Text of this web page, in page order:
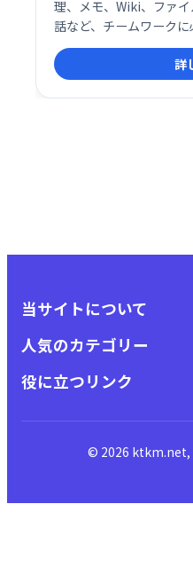
理、メモ、Wiki、ファ
話など、チームワーク
フォームに統合したサ
の一元管理で、スムーズ
詳
当サイトについて
人気のカテゴリー
役に立つリンク
© 2026 ktkm.net,